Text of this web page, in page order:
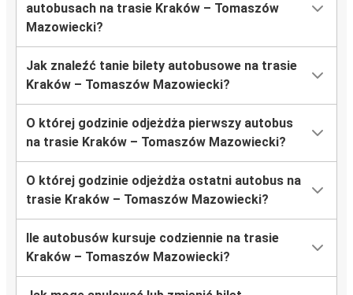
autobusach na trasie Kraków – Tomaszów
Mazowiecki?
Jak znaleźć tanie bilety autobusowe na trasie
Kraków – Tomaszów Mazowiecki?
O której godzinie odjeżdża pierwszy autobus
na trasie Kraków – Tomaszów Mazowiecki?
O której godzinie odjeżdża ostatni autobus na
trasie Kraków – Tomaszów Mazowiecki?
Ile autobusów kursuje codziennie na trasie
Kraków – Tomaszów Mazowiecki?